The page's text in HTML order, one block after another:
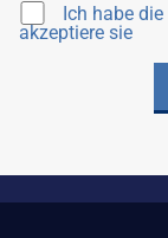
Ich habe die
akzeptiere sie